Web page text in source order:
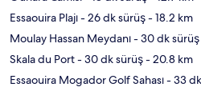
Essaouira Plajı- 26 dk sürüş- 18.2 km
Moulay Hassan Meydanı- 30 dk sürüş
Skala du Port- 30 dk sürüş- 20.8 km
Essaouira Mogador Golf Sahası- 33